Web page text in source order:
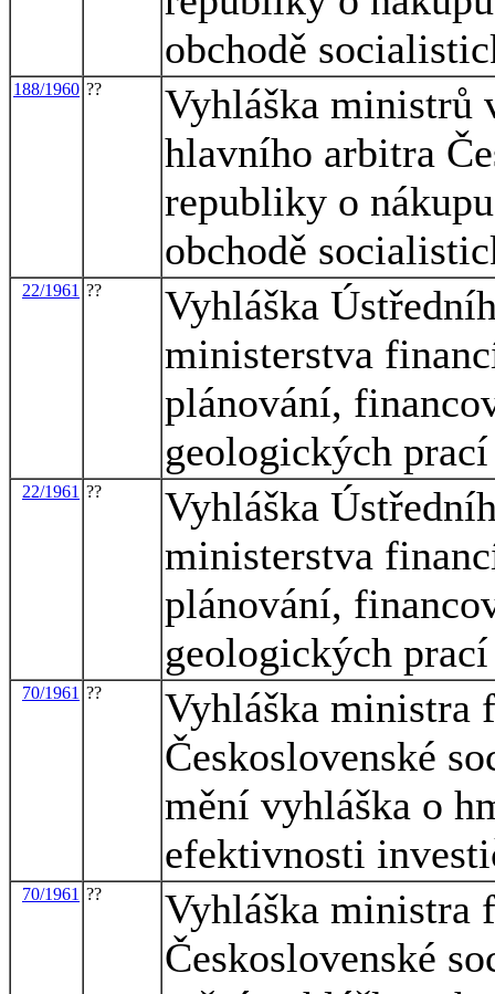
obchodě
188/1960 ??
Vyhláška ministrů
hlavního arbitra
republiky o
obchodě
22/1961 ??
Vyhláška
ministerstva
plánování,
geologických prací
22/1961 ??
Vyhláška
ministerstva
plánování,
geologických prací
70/1961 ??
Vyhláška ministra
Československé
mění vyhláška o
efektivnosti
70/1961 ??
Vyhláška ministra
Československé